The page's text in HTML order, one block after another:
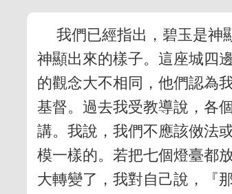
我們已經指出，碧玉是神
神顯出來的樣子。這座城四
的觀念大不相同，他們認為
基督。過去我受教導說，各
講。我說，我們不應該傚法
模一樣的。若把七個燈臺都
大轉變了，我對自己說，『